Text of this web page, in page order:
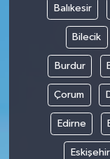
Balıkesir
Bilecik
Burdur
Çorum
Edirne
Eskişehir